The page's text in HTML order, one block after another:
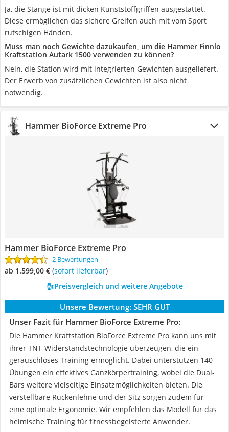
Ja, die Stange ist mit dicken Kunststoffgriffen ausgestattet.
Diese ermöglichen das sichere Greifen auch mit vom Sport
rutschigen Händen.
Muss man noch Gewichte dazukaufen, um die Hammer Finnlo
Kraftstation Autark 1500 verwenden zu können?
Nein, die Station wird mit integrierten Gewichten ausgeliefert.
Der Erwerb von zusätzlichen Gewichten ist also nicht
notwendig.
Hammer BioForce Extreme Pro
Hammer BioForce Extreme Pro
2 Bewertungen
ab 1.599,00 € ( Sofort lieferbar)
Preisvergleich und weitere Angebote
Unsere Bewertung: SEHR GUT
Unser Fazit für Hammer BioForce Extreme Pro:
Die Hammer Kraftstation BioForce Extreme Pro kann uns mit
ihrer TNT-Widerstandstechnologie überzeugen, die ein
geräuschloses Training ermöglicht. Dabei unterstützen 140
Übungen ein effektives Ganzkörpertraining, wobei die Dual-
Bars weitere vielseitige Einsatzmöglichkeiten bieten. Die
verstellbare Rückenlehne und der Sitz sorgen zudem für
eine optimale Ergonomie. Wir empfehlen das Modell für das
heimische Training für fitnessbegeisterte Anwender.